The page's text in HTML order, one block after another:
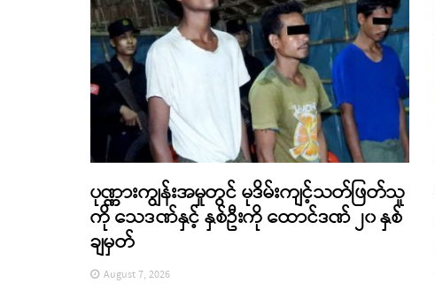
ပုဏ္ဏားကျွန်းအမှုတွင် မုဒိမ်းကျင့်သတ်ဖြတ်သူ
ကို သေဒဏ်နှင့် နှစ်ဦးကို ထောင်ဒဏ် ၂၀ နှစ်
ချမှတ်
August 7, 2026